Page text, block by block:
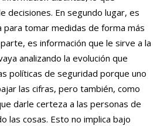
decisiones. En segundo lugar, es
para tomar medidas de forma más
es información que le sirve a la
analizando la evolución que
políticas de seguridad porque uno
las cifras, pero también, como
darle certeza a las personas de
las cosas. Esto no implica bajo